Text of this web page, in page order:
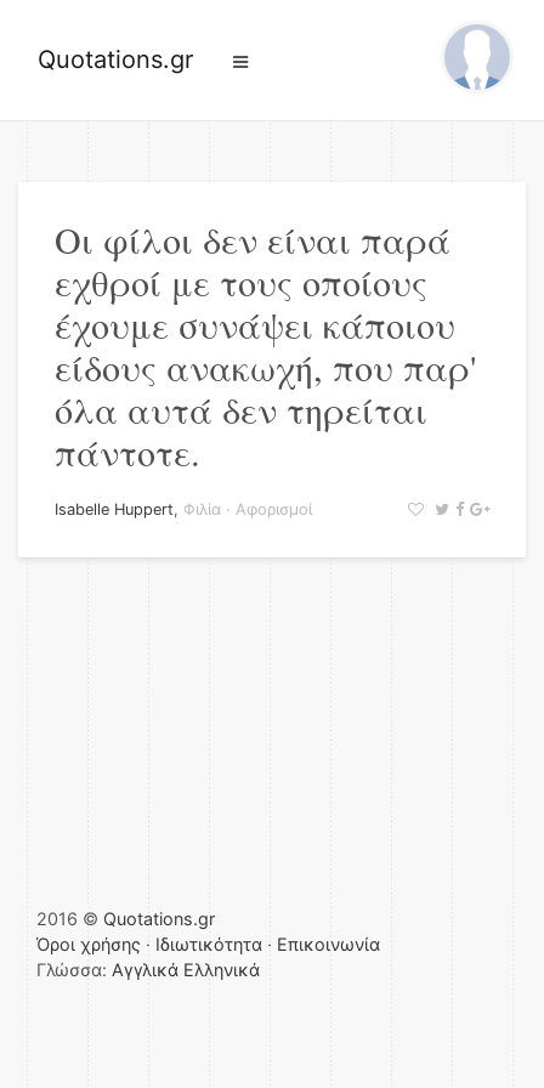
Quotations.gr
Οι φίλοι δεν είναι παρά
εχθροί με τους οποίους
έχουμε συνάψει κάποιου
είδους ανακωχή, που παρ'
όλα αυτά δεν τηρείται
πάντοτε.
Isabelle Huppert, Φιλία · Αφορισμοί
2016 © Quotations.gr
Όροι χρήσης · Ιδιωτικότητα · Επικοινωνία
Γλώσσα: Αγγλικά Ελληνικά